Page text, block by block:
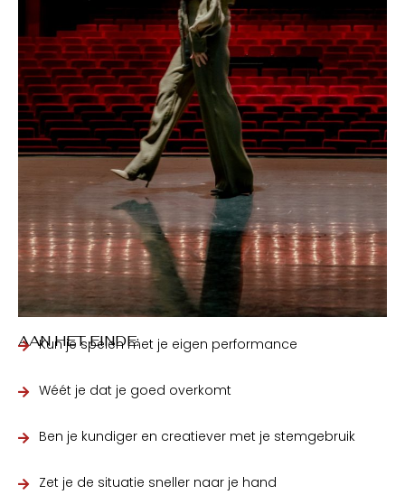
AAN HET EINDE:
Kun je spelen met je eigen performance
Wéét je dat je goed overkomt
Ben je kundiger en creatiever met je stemgebruik
Zet je de situatie sneller naar je hand